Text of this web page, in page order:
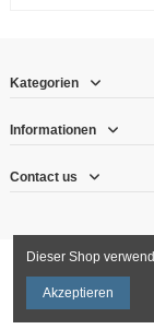
Kategorien
Informationen
Contact us
©
|
Dieser Shop
Akzeptieren